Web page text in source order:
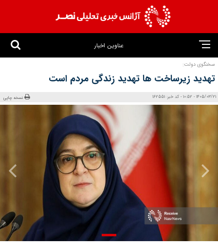
عناوین اخبار
سخنگوی‌ دولت:
تهدید زیرساخت‌ ها تهدید زندگی‌ مردم است
1405/03/21 - 10:52 - کد خبر: 162551 نسخه چاپی